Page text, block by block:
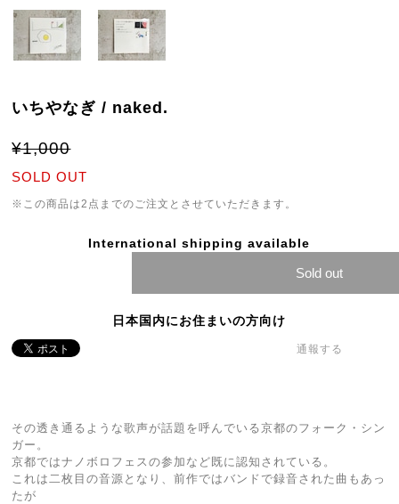
いちやなぎ / naked.
¥1,000
SOLD OUT
※この商品は2点までのご注文とさせていただきます。
International shipping available
Sold out
日本国内にお住まいの方向け
通報する
その透き通るような歌声が話題を呼んでいる京都のフォーク・シン
ガー。
京都ではナノボロフェスの参加など既に認知されている。
これは二枚目の音源となり、前作ではバンドで録音された曲もあっ
たが